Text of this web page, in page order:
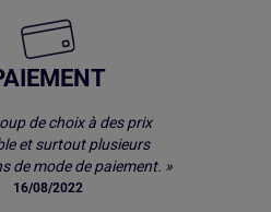
de choix à des prix
et surtout plusieurs
de mode de paiement. »
16/08/2022